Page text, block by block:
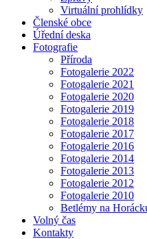
Virtuální prohlídky
Členské obce
Úřední deska
Fotografie
Příroda
Fotogalerie 2022
Fotogalerie 2021
Fotogalerie 2020
Fotogalerie 2019
Fotogalerie 2018
Fotogalerie 2017
Fotogalerie 2016
Fotogalerie 2014
Fotogalerie 2013
Fotogalerie 2012
Fotogalerie 2010
Betlémy na
Volný čas
Kontakty